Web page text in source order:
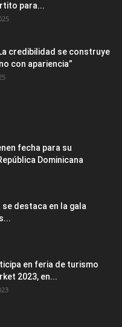
para...
credibilidad se construye
con apariencia”
fecha para su
Dominicana
se destaca en la gala
en feria de turismo
2023, en...